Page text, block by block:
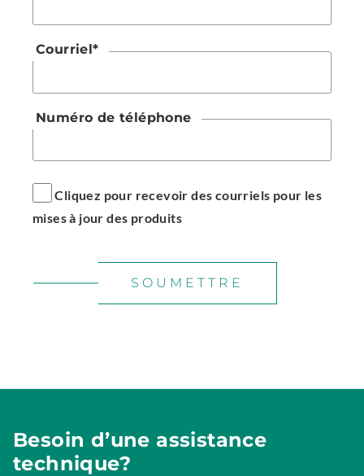
Courriel*
Numéro de téléphone
Cliquez pour recevoir des courriels pour les
mises à jour des produits
SOUMETTRE
Besoin d’une assistance
technique?